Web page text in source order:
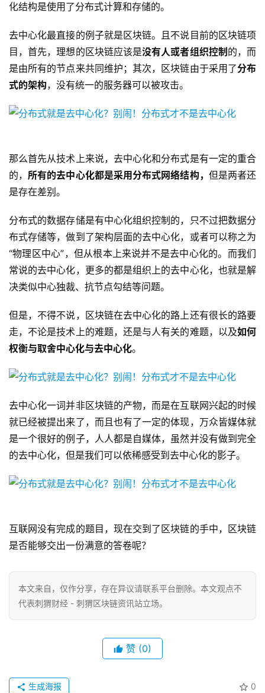
化结构是使用了分布式计算和存储的。
去中心化最直接的例子就是区块链。且不说目前的区块链项
目，首先，理想的区块链应该是没有人或者组织控制 的，而
是由所有的节点来共同维护；其次，区块链由于采用了分布
式的架构，没有统一的服务器可以被攻击。
那么首先从技术上来说，去中心化和分布式是有一定的重合
的，所有的去中心化都是采用分布式网络结构， 但是两者还
是存在差别。
分布式的数据存储是有中心化组织控制的，只不过把数据分
布式存储等，做到了架构层面的去中心化，或者可以称之为
“物理区中心”，但从根本上来说并不是去中心化的。而我们
常说的去中心化，更多的都是组织上的去中心化，也就是解
决类似中心独裁、抗节点勾结等问题。
但是，不得不说，区块链在去中心化的路上还有很长的路要
走，不论是技术上的难题，还是与人有关的难题，以及如何
权衡与取舍中心化与去中心化。
去中心化一词并非区块链的产物，而是在互联网兴起的时候
就已经被提出来了，而且也有了一定的体现，万众皆媒体就
是一个很好的例子，人人都是自媒体，虽然并没有做到完全
的去中心化，但是我们可以依稀感受到去中心化的影子。
互联网没有完成的题目，现在交到了区块链的手中，区块链
是否能够交出一份满意的答卷呢？
本文来自 ，仅作分享，存在异议请联系平台删除。本文观点不
代表刺猬财经 - 刺猬区块链资讯站立场。
赞 (0)
0
生成海报